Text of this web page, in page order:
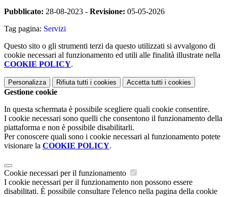
Pubblicato: 28-08-2023 - Revisione: 05-05-2026
Tag pagina: Servizi
Questo sito o gli strumenti terzi da questo utilizzati si avvalgono di
cookie necessari al funzionamento ed utili alle finalità illustrate nella
COOKIE POLICY.
Personalizza Rifiuta tutti i cookies Accetta tutti i cookies
Gestione cookie
In questa schermata è possibile scegliere quali cookie consentire.
I cookie necessari sono quelli che consentono il funzionamento della
piattaforma e non è possibile disabilitarli.
Per conoscere quali sono i cookie necessari al funzionamento potete
visionare la COOKIE POLICY.
Cookie necessari per il funzionamento
I cookie necessari per il funzionamento non possono essere
disabilitati. È possibile consultare l'elenco nella pagina della cookie